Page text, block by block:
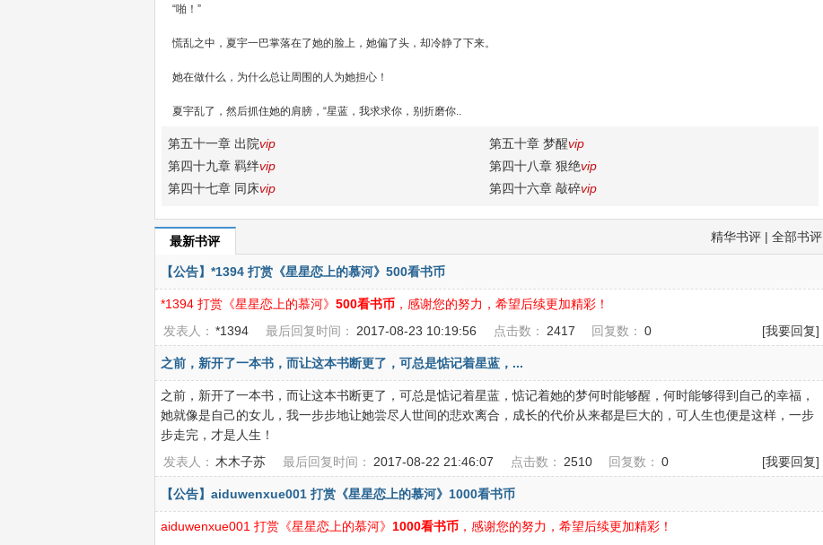
“啪！”
慌乱之中，夏宇一巴掌落在了她的脸上，她偏了头，却冷静了下来。
她在做什么，为什么总让周围的人为她担心！
夏宇乱了，然后抓住她的肩膀，“星蓝，我求求你，别折磨你..
第五十一章 出院vip 第五十章 梦醒vip
第四十九章 羁绊vip 第四十八章 狠绝vip
第四十七章 同床vip 第四十六章 敲碎vip
最新书评 精华书评| 全部书评
【公告】*1394 打赏《星星恋上的慕河》500看书币
*1394 打赏《星星恋上的慕河》 500看书币，感谢您的努力，希望后续更加精彩！
[我要回复]
发表人： *1394 最后回复时间： 2017-08-23 10:19:56 点击数： 2417 回复数： 0
之前，新开了一本书，而让这本书断更了，可总是惦记着星蓝，...
之前，新开了一本书，而让这本书断更了，可总是惦记着星蓝，惦记着她的梦何时能够醒，何时能够得到自己的幸福，
她就像是自己的女儿，我一步步地让她尝尽人世间的悲欢离合，成长的代价从来都是巨大的，可人生也便是这样，一步
步走完，才是人生！
[我要回复]
发表人： 木木子苏 最后回复时间： 2017-08-22 21:46:07 点击数： 2510 回复数： 0
【公告】aiduwenxue001 打赏《星星恋上的慕河》1000看书币
aiduwenxue001 打赏《星星恋上的慕河》 1000看书币，感谢您的努力，希望后续更加精彩！